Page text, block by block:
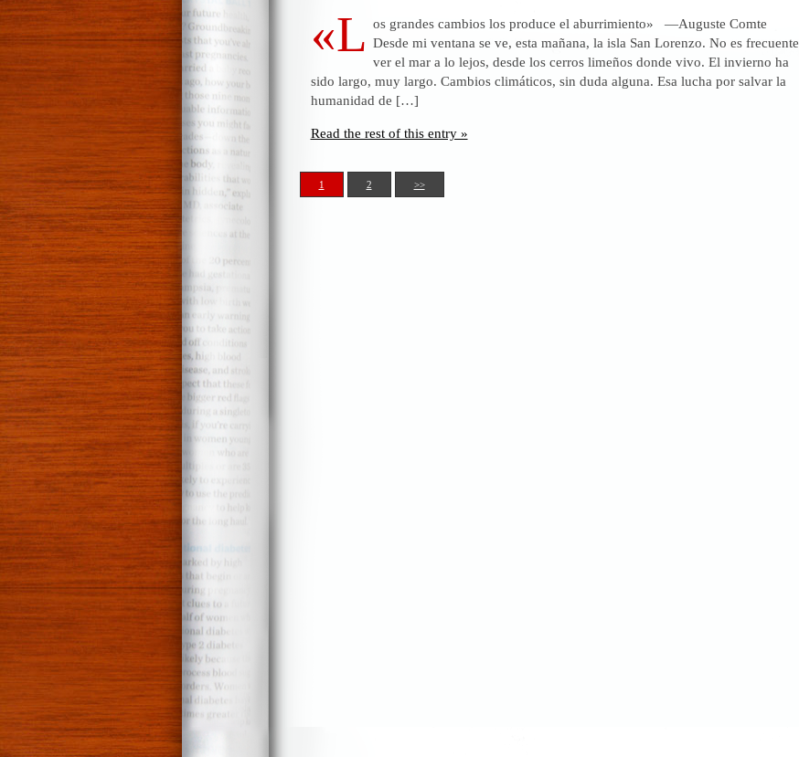
el
mundo.
Macron,
demasiada
«L os grandes cambios los produce el aburrimiento» —Auguste Comte
Desde mi ventana se ve, esta mañana, la isla San Lorenzo. No es frecuente
ver el mar a lo lejos, desde los cerros limeños donde vivo. El invierno ha
sido largo, muy largo. Cambios climáticos, sin duda alguna. Esa lucha por salvar la
humanidad de […]
Read the rest of this entry »
1 2 >>